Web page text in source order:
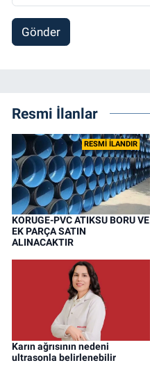
Gönder
Resmi İlanlar
RESMİ İLANDIR
KORUGE-PVC ATIKSU BORU VE
EK PARÇA SATIN
ALINACAKTIR
Karın ağrısının nedeni
ultrasonla belirlenebilir